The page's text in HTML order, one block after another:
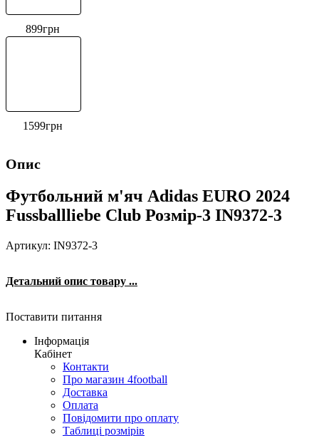
899грн
1599грн
Опис
Футбольний м'яч Adidas EURO 2024
Fussballliebe Club Розмір-3 IN9372-3
Артикул: IN9372-3
Детальний опис товару ...
Поставити питання
Інформація
Кабінет
Контакти
Про магазин 4football
Доставка
Оплата
Повідомити про оплату
Таблиці розмірів